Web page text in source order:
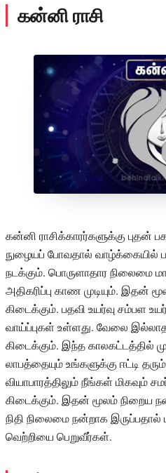
கன்னி ராசி
கன்னி ராசிக்காரர்களுக்கு புதன்
நுழையப் போவதால் வாழ்க்கையில்
நடக்கும். பொருளாதார நிலைமை
அதிகரிப்பு காண முடியும். இதன்
கிடைக்கும். பதவி உயர்வு சம்பள
வாய்ப்புகள் உள்ளது. வேலை
கிடைக்கும். இந்த காலகட்டத்தில்
லாபத்தையும் உங்களுக்கு ஈட்டி
வியாபாரத்திலும் நீங்கள் மிகவும்
கிடைக்கும். இதன் மூலம் நிறைய
நிதி நிலைமை நன்றாக
வெற்றியை பெறுவீர்கள்.